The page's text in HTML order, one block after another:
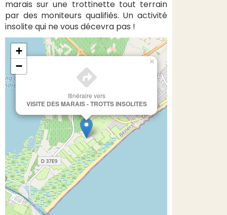
marais sur une trottinette tout terrain
par des moniteurs qualifiés. Un activité
insolite qui ne vous décevra pas !
Itinéraire vers
VISITE DES MARAIS - TROTTS INSOLITES
×
+
−